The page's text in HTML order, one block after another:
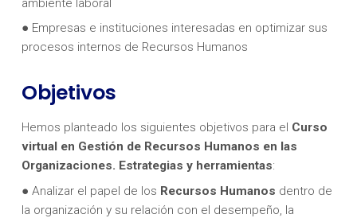
● Empresas e instituciones interesadas en optimizar sus
procesos internos de Recursos Humanos
Objetivos
Hemos planteado los siguientes objetivos para el Curso
virtual en Gestión de Recursos Humanos en las
Organizaciones. Estrategias y herramientas:
● Analizar el papel de los Recursos Humanos dentro de
la organización y su relación con el desempeño, la